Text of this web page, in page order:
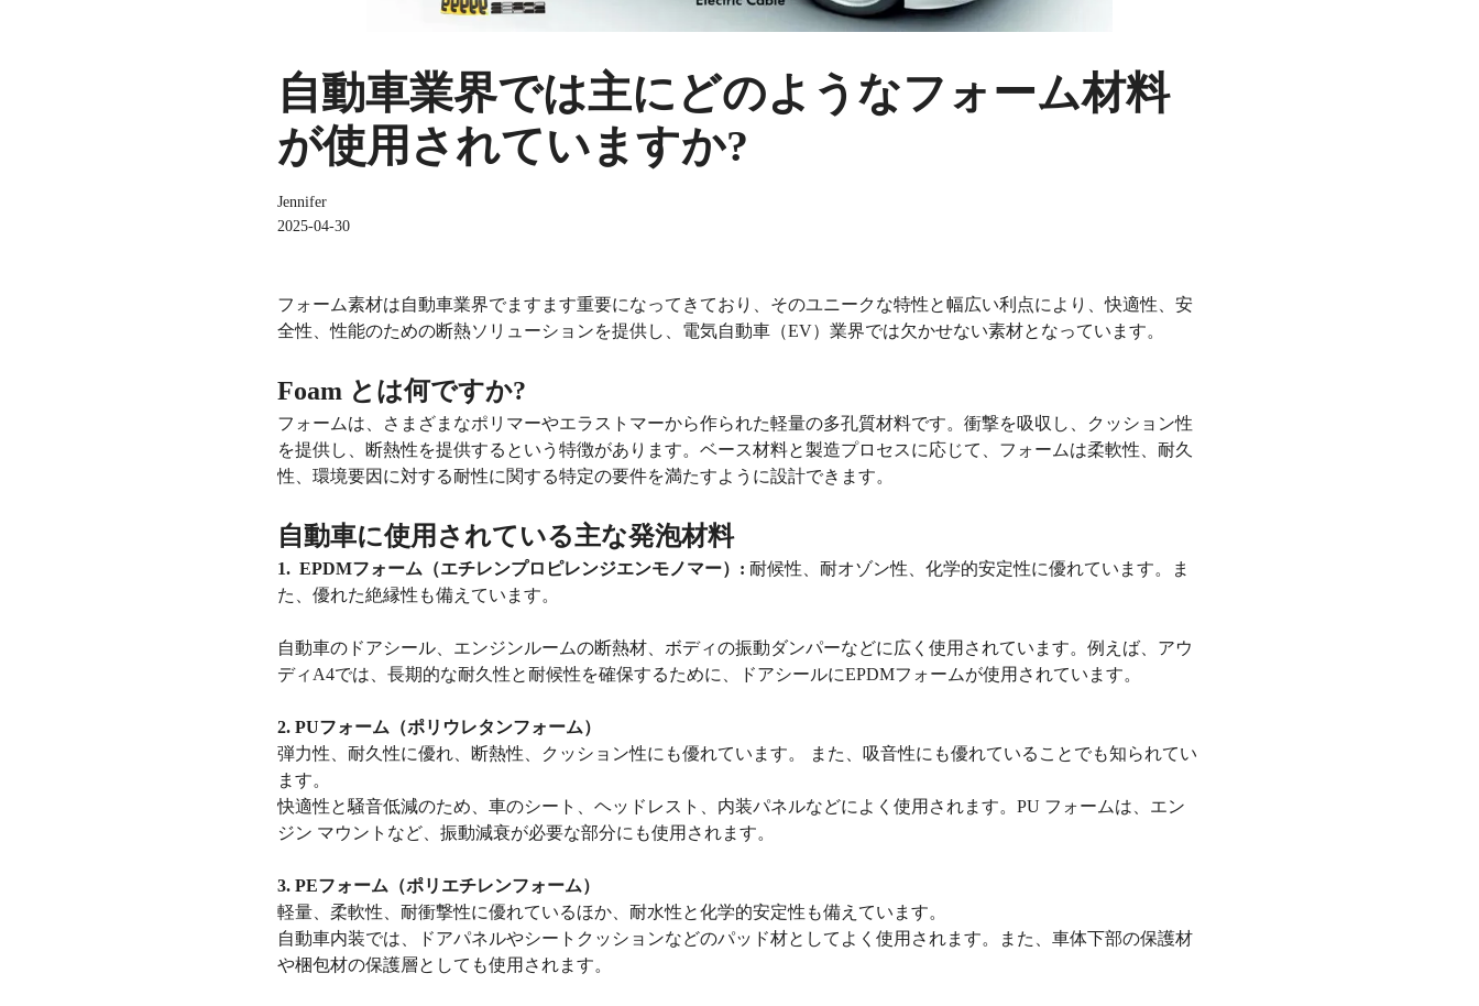
自動車業界では主にどのようなフォーム材料
が使用されていますか?
Jennifer
2025-04-30
フォーム素材は自動車業界でますます重要になってきており、そのユニークな特性と幅広い利点により、快適性、安
全性、性能のための断熱ソリューションを提供し、電気自動車（EV）業界では欠かせない素材となっています。
Foam とは何ですか?
フォームは、さまざまなポリマーやエラストマーから作られた軽量の多孔質材料です。衝撃を吸収し、クッション性
を提供し、断熱性を提供するという特徴があります。ベース材料と製造プロセスに応じて、フォームは柔軟性、耐久
性、環境要因に対する耐性に関する特定の要件を満たすように設計できます。
自動車に使用されている主な発泡材料
1. EPDMフォーム（エチレンプロピレンジエンモノマー）: 耐候性、耐オゾン性、化学的安定性に優れています。ま
た、優れた絶縁性も備えています。
自動車のドアシール、エンジンルームの断熱材、ボディの振動ダンパーなどに広く使用されています。例えば、アウ
ディA4では、長期的な耐久性と耐候性を確保するために、ドアシールにEPDMフォームが使用されています。
2. PUフォーム（ポリウレタンフォーム）
弾力性、耐久性に優れ、断熱性、クッション性にも優れています。 また、吸音性にも優れていることでも知られてい
ます。
快適性と騒音低減のため、車のシート、ヘッドレスト、内装パネルなどによく使用されます。PU フォームは、エン
ジン マウントなど、振動減衰が必要な部分にも使用されます。
3. PEフォーム（ポリエチレンフォーム）
軽量、柔軟性、耐衝撃性に優れているほか、耐水性と化学的安定性も備えています。
自動車内装では、ドアパネルやシートクッションなどのパッド材としてよく使用されます。また、車体下部の保護材
や梱包材の保護層としても使用されます。